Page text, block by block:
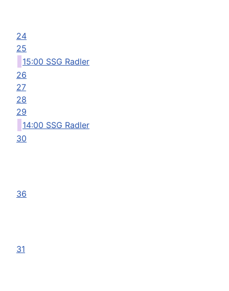
24
25
15:00 SSG Radler
26
27
28
29
14:00 SSG Radler
30
36
31